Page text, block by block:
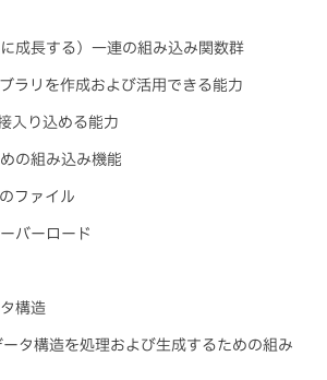
成長する）一連の組み込み関数群
ラリを作成および活用できる能力
入り込める能力
の組み込み機能
ファイル
バーロード
構造
タ構造を処理および生成するための組み